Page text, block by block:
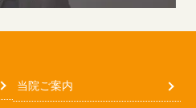
当院ご案内